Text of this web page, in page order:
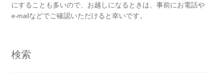
にすることも多いので、お越しになるときは、事前にお電話や
e-mailなどでご確認いただけると幸いです。
検索